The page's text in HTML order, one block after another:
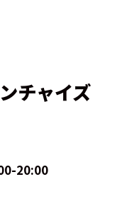
チャイズ
20:00